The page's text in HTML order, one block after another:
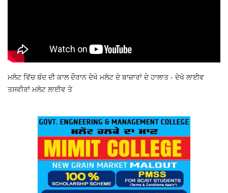
ਮਲੋਟ ਵਿੱਚ ਬੰਦ ਦੀ ਕਾਲ ਦੌਰਾਨ ਦੇਖੋ ਮਲੋਟ ਦੇ ਬਾਜ਼ਾਰਾਂ ਦੇ ਹਾਲਾਤ - ਦੇਖੋ ਲਾਈਵ
ਤਸਵੀਰਾਂ ਮਲੋਟ ਲਾਈਵ ਤੇ